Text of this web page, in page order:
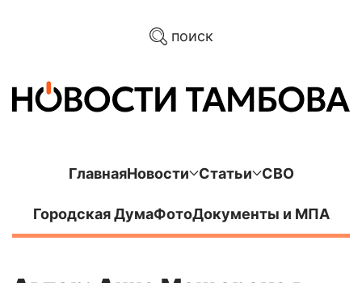
поиск
ГлавнаяНовости Статьи СВО
Городская ДумаФотоДокументы и МПА